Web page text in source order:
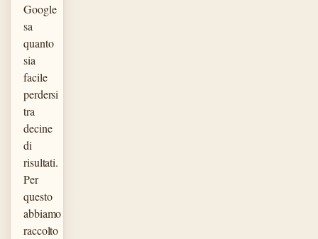
Google
sa
quanto
sia
facile
perdersi
tra
decine
di
risultati.
Per
questo
abbiamo
raccolto